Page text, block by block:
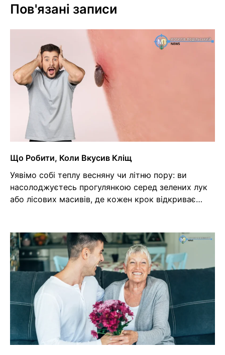
Пов'язані записи
Що Робити, Коли Вкусив Кліщ
Уявімо собі теплу весняну чи літню пору: ви
насолоджуєтесь прогулянкою серед зелених лук
або лісових масивів, де кожен крок відкриває…